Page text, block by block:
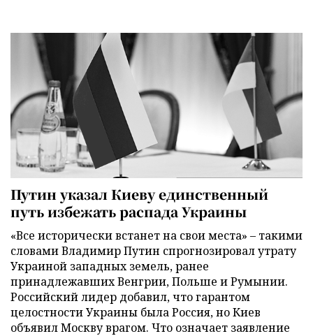
Путин указал Киеву единственный
путь избежать распада Украины
«Все исторически встанет на свои места» – такими
словами Владимир Путин спрогнозировал утрату
Украиной западных земель, ранее
принадлежавших Венгрии, Польше и Румынии.
Российский лидер добавил, что гарантом
целостности Украины была Россия, но Киев
объявил Москву врагом. Что означает заявление